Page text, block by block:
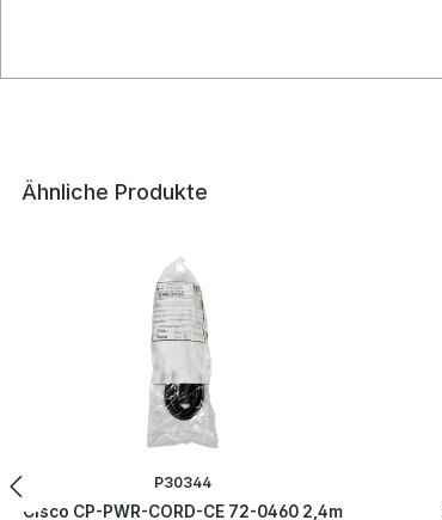
Ähnliche Produkte
P30344
Cisco CP-PWR-CORD-CE 72-0460 2,4m